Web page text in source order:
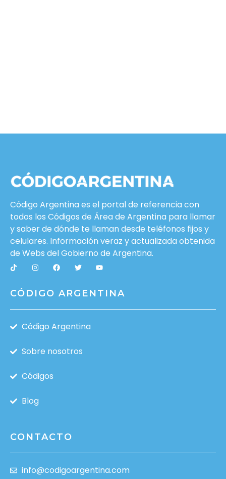
Código Argentina es el portal de referencia con
todos los Códigos de Área de Argentina para llamar
y saber de dónde te llaman desde teléfonos fijos y
celulares. Información veraz y actualizada obtenida
de Webs delGobierno de Argentina.
CÓDIGO ARGENTINA
Código Argentina
Sobre nosotros
Códigos
Blog
CONTACTO
info@codigoargentina.com